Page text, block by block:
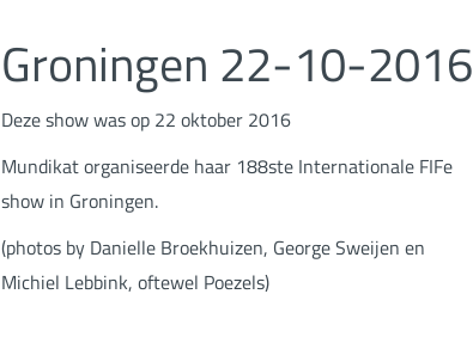
Groningen 22-10-2016
Deze show was op 22 oktober 2016
Mundikat organiseerde haar 188ste Internationale FIFe
show in Groningen.
(photos by Danielle Broekhuizen, George Sweijen en
Michiel Lebbink, oftewel Poezels)